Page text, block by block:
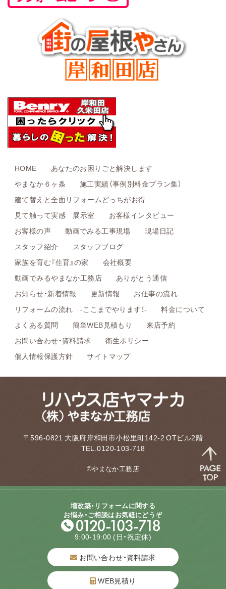
HOME
あなたのお困りごと解決します
やまなか６ヶ条
施工実績（事例別料金プラン集）
建て替えと全面リフォームどっちがお得
見て触って実感 展示室
お客様インタビュー
お客様の声
動画でみる工事現場
現場日記
スタッフ紹介
スタッフブログ
家族を育む『住育』の家
会社概要
動画でみるやまなか工務店
ありがとう通信
お知らせ・新着情報
更新情報
お仕事の流れ
リフォームの流れ -ここまでやります！-
料金について
よくある質問
簡単WEB見積もり
来店予約
お問い合わせ・資料請求
衛生ポリシー
個人情報保護方針
サイトマップ
〒596-0821 大阪府岸和田市小松里町142-2 OTビル2階
TEL.0120-103-718
©やまなか工務店
増改築・リフォームに関する
お悩み・ご相談はお気軽にどうぞ
9:00-19:00 (日・祝定休)
お問い合わせ・資料請求
WEB見積り